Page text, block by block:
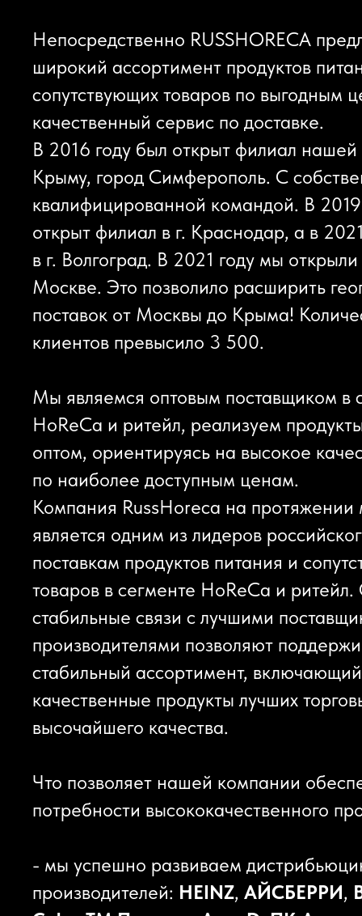
Непосредственно RUSSHORECA
широкий ассортимент продуктов
сопутствующих товаров по выгодным
качественный сервис по доставке.
В 2016 году был открыт филиал
Крыму, город Симферополь. С
квалифицированной командой. В
открыт филиал в г. Краснодар, а в
в г. Волгоград. В 2021 году мы
Москве. Это позволило расширить
поставок от Москвы до Крыма!
клиентов превысило 3 500.
Мы являемся оптовым поставщиком в
HoReCa и ритейл, реализуем
оптом, ориентируясь на высокое
по наиболее доступным ценам.
Компания RussHoreca на протяжении
является одним из лидеров
поставкам продуктов питания и
товаров в сегменте HoReCa и
стабильные связи с лучшими
производителями позволяют
стабильный ассортимент,
качественные продукты лучших
высочайшего качества.
Что позволяет нашей компании
потребности высококачественного
- мы успешно развиваем
производителей: HEINZ, АЙСБЕРРИ,